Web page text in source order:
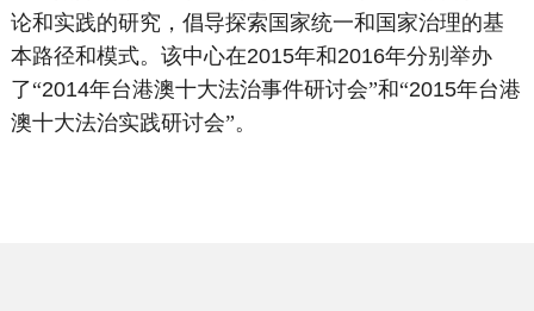
论和实践的研究，倡导探索国家统一和国家治理的基
本路径和模式。该中心在2015年和2016年分别举办
了“2014年台港澳十大法治事件研讨会”和“2015年台港
澳十大法治实践研讨会”。